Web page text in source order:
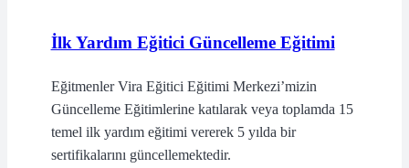
İlk Yardım Eğitici Güncelleme Eğitimi
Eğitmenler Vira Eğitici Eğitimi Merkezi’mizin
Güncelleme Eğitimlerine katılarak veya toplamda 15
temel ilk yardım eğitimi vererek 5 yılda bir
sertifikalarını güncellemektedir.